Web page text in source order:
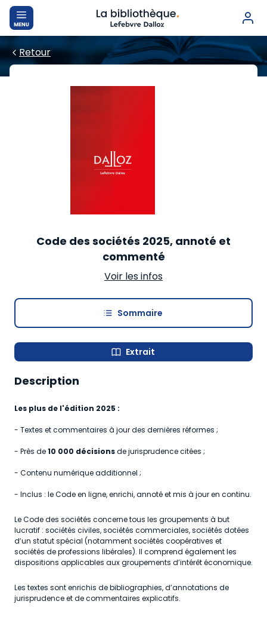
Retour
Code des sociétés 2025, annoté et
commenté
Voir les infos
Sommaire
Sommaire
Sociétés commerciales
Marchés financiers et sociétés cotées
DEUXIEME PARTIE
Valeurs mobilières
Parts de fondateur
Obligations
Commissaires aux comptes
Sociétés coopératives
Sociétés agricoles
Groupements d'intérêt économique (GIE et GEIE)
Extrait
Description
Les plus de l'édition 2025 :
- Textes et commentaires à jour des dernières réformes ;
- Près de10 000 décisionsde jurisprudence citées ;
- Contenu numérique additionnel ;
- Inclus : le Code en ligne, enrichi, annoté et mis à jour en continu.
Le Code des sociétés concerne tous les groupements à but
lucratif : sociétés civiles, sociétés commerciales, sociétés dotées
d’un statut spécial (notamment sociétés coopératives et
sociétés de professions libérales). Il comprend également les
dispositions applicables aux groupements d’intérêt économique.
Les textes sont enrichis de bibliographies, d’annotations de
jurisprudence et de commentaires explicatifs.